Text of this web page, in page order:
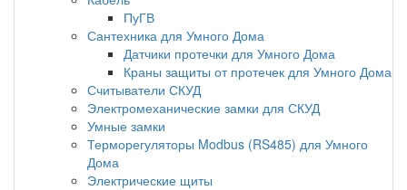
ПуГВ
Сантехника для Умного Дома
Датчики протечки для Умного Дома
Краны защиты от протечек для Умного Дома
Считыватели СКУД
Электромеханические замки для СКУД
Умные замки
Терморегуляторы Modbus (RS485) для Умного
Дома
Электрические щиты